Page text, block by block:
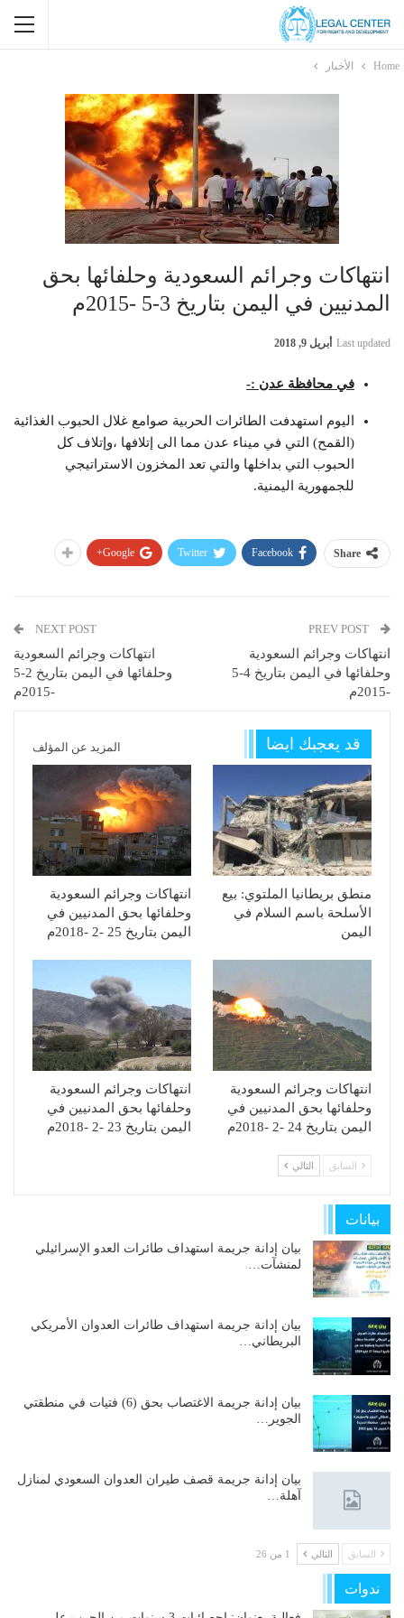
Home الأخبار
انتهاكات وجرائم السعودية وحلفائها بحق
المدنيين في اليمن بتاريخ 3-5 -2015م
Last updated أبريل 9, 2018
في محافظة عدن :-
اليوم استهدفت الطائرات الحربية صوامع غلال الحبوب الغذائية
(القمح) التي في ميناء عدن مما الى إتلافها ،وإتلاف كل
الحبوب التي بداخلها والتي تعد المخزون الاستراتيجي
للجمهورية اليمنية.
Share
Facebook
Twitter
Google+
انتهاكات وجرائم السعودية
وحلفائها في اليمن بتاريخ 4-5
-2015م
NEXT POST
انتهاكات وجرائم السعودية
وحلفائها في اليمن بتاريخ 2-5
-2015م
قد يعجبك ايضا المزيد عن المؤلف
منطق بريطانيا الملتوي: بيع
الأسلحة باسم السلام في
اليمن
انتهاكات وجرائم السعودية
وحلفائها بحق المدنيين في
اليمن بتاريخ 25 -2 -2018م
انتهاكات وجرائم السعودية
وحلفائها بحق المدنيين في
اليمن بتاريخ 24 -2 -2018م
انتهاكات وجرائم السعودية
وحلفائها بحق المدنيين في
اليمن بتاريخ 23 -2 -2018م
السابق التالي
بيانات
بيان إدانة جريمة استهداف طائرات العدو الإسرائيلي
لمنشآت…
بيان إدانة جريمة استهداف طائرات العدوان الأمريكي
البريطاني…
بيان إدانة جريمة الاغتصاب بحق (6) فتيات في منطقتي
الجوير…
بيان إدانة جريمة قصف طيران العدوان السعودي لمنازل
آهلة…
السابق التالي 1 من 26
ندوات